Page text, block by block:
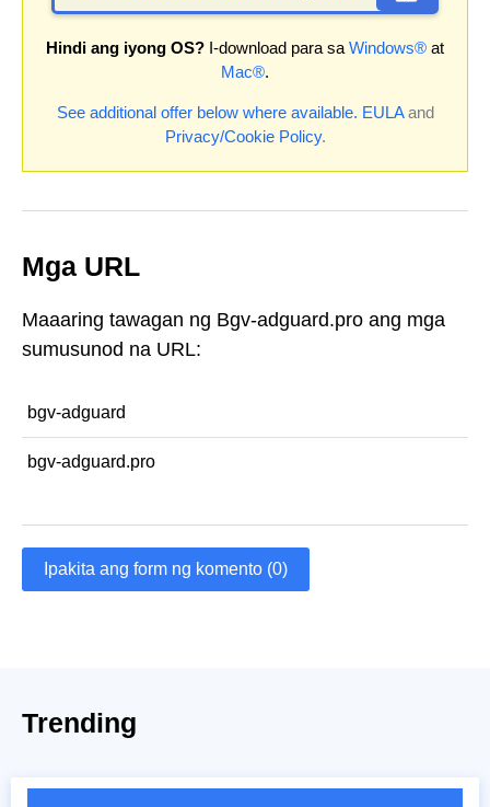
Hindi ang iyong OS? I-download para sa Windows® at
Mac®.
See additional offer below where available. EULAand
Privacy/Cookie Policy.
Mga URL
Maaaring tawagan ng Bgv-adguard.pro ang mga
sumusunod na URL:
bgv-adguard
bgv-adguard.pro
Ipakita ang form ng komento (0)
Trending